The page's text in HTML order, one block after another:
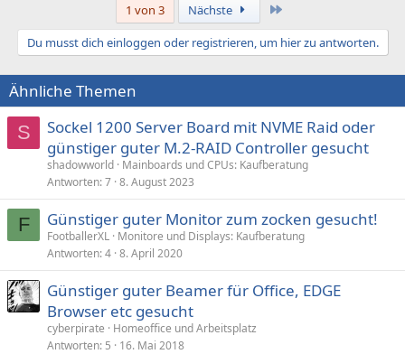
1 von 3 Nächste
Du musst dich einloggen oder registrieren, um hier zu antworten.
Ähnliche Themen
S
Sockel 1200 Server Board mit NVME Raid oder
günstiger guter M.2-RAID Controller gesucht
shadowworld Mainboards und CPUs: Kaufberatung
Antworten 7 8. August 2023
F Günstiger guter Monitor zum zocken gesucht!
FootballerXL Monitore und Displays: Kaufberatung
Antworten 4 8. April 2020
Günstiger guter Beamer für Office, EDGE
Browser etc gesucht
cyberpirate
Homeoffice und Arbeitsplatz
Antworten 5 16. Mai 2018